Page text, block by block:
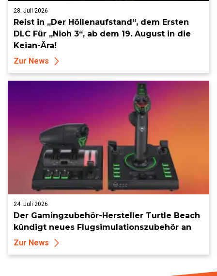
28. Juli 2026
Reist in „Der Höllenaufstand“, dem Ersten
DLC Für „Nioh 3“, ab dem 19. August in die
Keian-Ära!
Zur News
24. Juli 2026
Der Gamingzubehör-Hersteller Turtle Beach
kündigt neues Flugsimulationszubehör an
Zur News